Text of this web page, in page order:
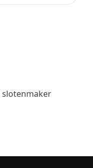
slotenmaker